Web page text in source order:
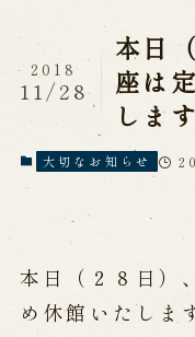
淡路人形
淡路人形座とは
人間国宝 故鶴
淡路人形座の
淡路人形座で
淡路人形浄瑠
公演カレンダ
近日開催の公演
本日
座は
します
2018
11/28
大切なお知らせ
本日（２８日）
め休館いたしま